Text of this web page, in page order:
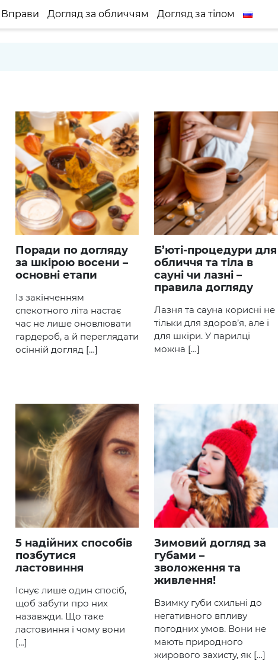
Вправи Догляд за обличчям Догляд за тілом
Поради по догляду
за шкірою восени –
основні етапи
Із закінченням
спекотного літа настає
час не лише оновлювати
гардероб, а й переглядати
осінній догляд […]
Б’юті-процедури для
обличчя та тіла в
сауні чи лазні –
правила догляду
Лазня та сауна корисні не
тільки для здоров’я, але і
для шкіри. У парилці
можна […]
5 надійних способів
позбутися
ластовиння
Існує лише один спосіб,
щоб забути про них
назавжди. Що таке
ластовиння і чому вони
[…]
Зимовий догляд за
губами –
зволоження та
живлення!
Взимку губи схильні до
негативного впливу
погодних умов. Вони не
мають природного
жирового захисту, як […]